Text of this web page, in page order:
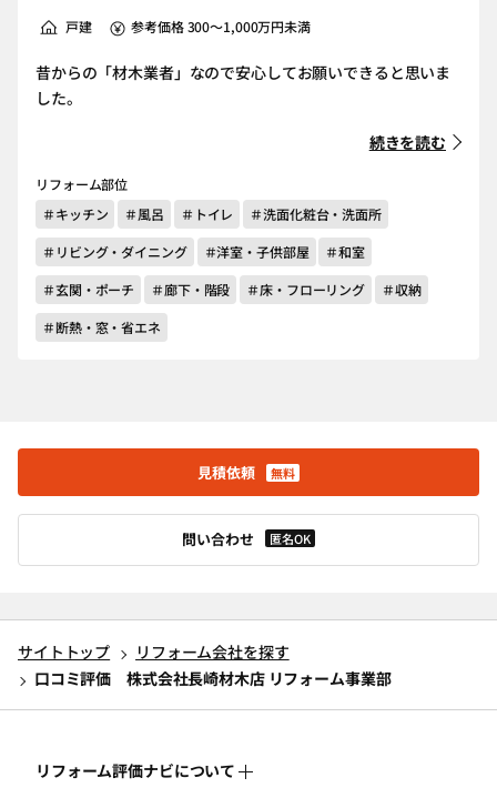
戸建 参考価格 300～1,000万円未満
昔からの「材木業者」なので安心してお願いできると思いま
した。
続きを読む
リフォーム部位
＃キッチン
＃風呂 ＃トイレ
＃洗面化粧台・洗面所
＃リビング・ダイニング
＃洋室・子供部屋
＃和室
＃玄関・ポーチ
＃廊下・階段 ＃床・フローリング
＃収納
＃断熱・窓・省エネ
見積依頼 無料
問い合わせ 匿名OK
サイトトップ
リフォーム会社を探す
口コミ評価 株式会社長崎材木店 リフォーム事業部
リフォーム評価ナビについて